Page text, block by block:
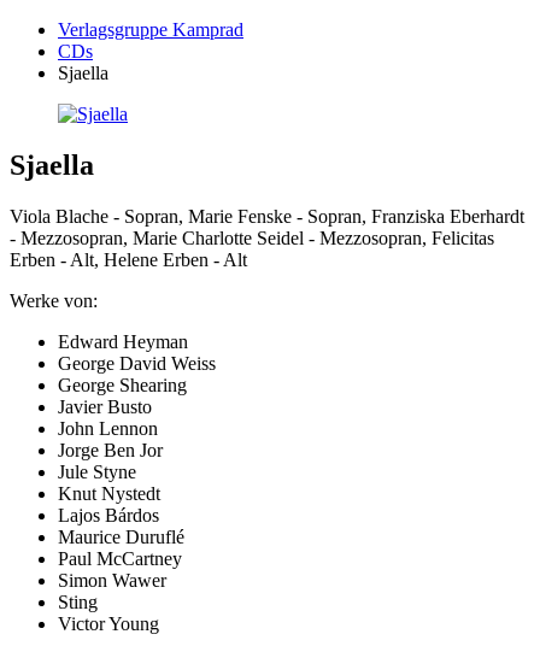
Verlagsgruppe Kamprad
CDs
Sjaella
Sjaella
Viola Blache - Sopran, Marie Fenske - Sopran, Franziska Eberhardt
- Mezzosopran, Marie Charlotte Seidel - Mezzosopran, Felicitas
Erben - Alt, Helene Erben - Alt
Werke von:
Edward Heyman
George David Weiss
George Shearing
Javier Busto
John Lennon
Jorge Ben Jor
Jule Styne
Knut Nystedt
Lajos Bárdos
Maurice Duruflé
Paul McCartney
Simon Wawer
Sting
Victor Young